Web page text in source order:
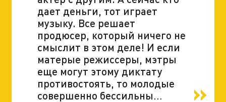
дает деньги, тот играет
музыку. Все решает
продюсер, который ничего не
смыслит в этом деле! И если
матерые режиссеры, мэтры
еще могут этому диктату
противостоять, то молодые
совершенно бессильны…